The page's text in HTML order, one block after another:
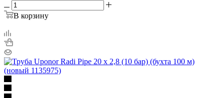
В корзину